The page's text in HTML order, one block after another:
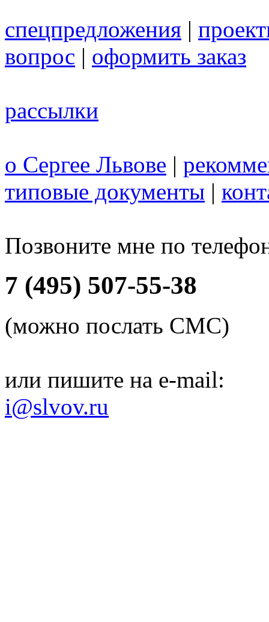
спецпредложения |
вопрос | оформить заказ
рассылки
о Сергее Львове |
типовые документы |
Позвоните мне по
7 (495) 507-55-38
(можно послать СМС)
или пишите на e-mail:
i@slvov.ru